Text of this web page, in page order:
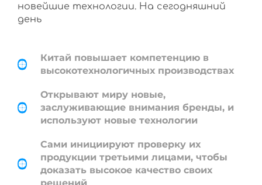
новейшие технологии. На сегодняшний
день
Китай повышает компетенцию в
высокотехнологичных производствах
Открывают миру новые,
заслуживающие внимания бренды, и
используют новые технологии
Сами инициируют проверку их
продукции третьими лицами, чтобы
доказать высокое качество своих
решений